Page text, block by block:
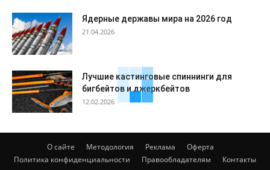
Ядерные державы мира на 2026 год
21.04.2026
Лучшие кастинговые спиннинги для
бигбейтов и джеркбейтов
12.02.2026
О сайте Методология Реклама
Оферта
Политика конфиденциальности
Правообладателям Контакты